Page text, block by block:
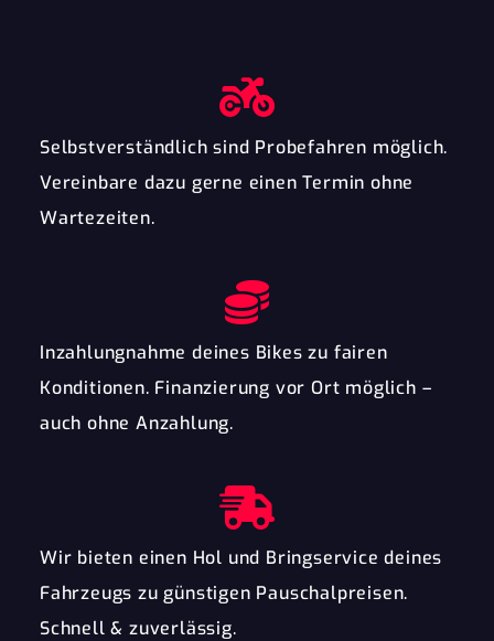
Selbstverständlich sind Probefahren möglich.
Vereinbare dazu gerne einen Termin ohne
Wartezeiten.
Inzahlungnahme deines Bikes zu fairen
Konditionen. Finanzierung vor Ort möglich –
auch ohne Anzahlung.
Wir bieten einen Hol und Bringservice deines
Fahrzeugs zu günstigen Pauschalpreisen.
Schnell & zuverlässig.